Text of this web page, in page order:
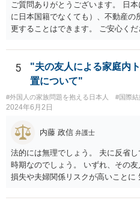
ご質問ありがとうございます。 日
に日本国籍でなくても）、不動産
更することはできます。 ご安心く
でしょうか。）と一緒に、 お近く
ス等を求めることをお勧めします
5
"夫の友人による家庭内
置について"
#外国人の家族問題を抱える日本人 #国際結
2024年6月2日
内藤 政信 弁護士
法的には無理でしょう。 夫に反省
時期なのでしょう。 いずれ、その
損失や夫婦関係リスクが高いこと